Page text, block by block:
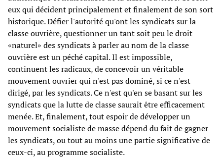
eux qui décident principalement et finalement de son sort
historique. Défier l'autorité qu'ont les syndicats sur la
classe ouvrière, questionner un tant soit peu le droit
«naturel» des syndicats à parler au nom de la classe
ouvrière est un péché capital. Il est impossible,
continuent les radicaux, de concevoir un véritable
mouvement ouvrier qui n'est pas dominé, si ce n'est
dirigé, par les syndicats. Ce n'est qu'en se basant sur les
syndicats que la lutte de classe saurait être efficacement
menée. Et, finalement, tout espoir de développer un
mouvement socialiste de masse dépend du fait de gagner
les syndicats, ou tout au moins une partie significative de
ceux-ci, au programme socialiste.